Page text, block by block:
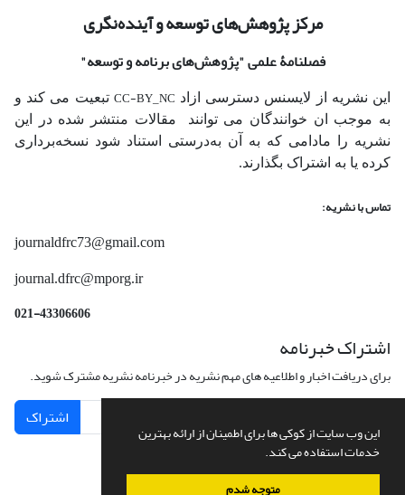
این وب سایت از کوکی ها برای اطمینان از ارائه بهترین
خدمات استفاده می کند.
متوجه شدم
مرکز پژوهش‌های توسعه و آینده‌نگری
فصلنامۀ علمی"پژوهش‌های برنامه و توسعه"
این نشریه از لایسنس دسترسی ازاد CC-BY_NC تبعیت می کند و
به موجب ان خوانندگان می توانند مقالات منتشر شده در این
نشریه را مادامی که به آن‌ به‌درستی استناد شود نسخه‌برداری
کرده یا به اشتراک بگذارند.
تماس با نشریه:
journaldfrc73@gmail.com
journal.dfrc@mporg.ir
021-43306606
اشتراک خبرنامه
برای دریافت اخبار و اطلاعیه های مهم نشریه در خبرنامه نشریه مشترک شوید.
اشتراک